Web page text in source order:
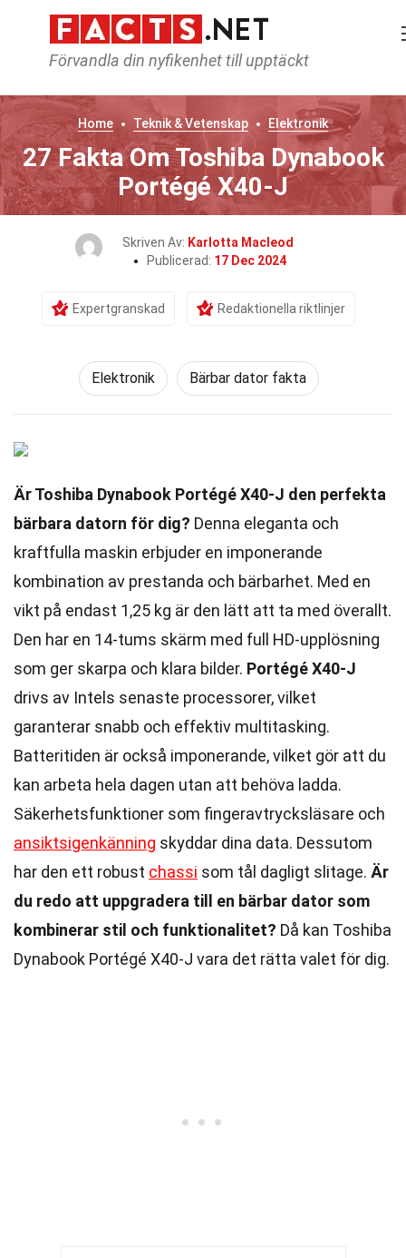
Förvandla din nyfikenhet till upptäckt
Home Teknik & Vetenskap Elektronik
27 Fakta Om Toshiba Dynabook
Portégé X40-J
Skriven Av: Karlotta Macleod
Publicerad: 17 Dec 2024
Expertgranskad Redaktionella riktlinjer
Elektronik Bärbar dator fakta
Är Toshiba Dynabook Portégé X40-J den perfekta
bärbara datorn för dig? Denna eleganta och
kraftfulla maskin erbjuder en imponerande
kombination av prestanda och bärbarhet. Med en
vikt på endast 1,25 kg är den lätt att ta med överallt.
Den har en 14-tums skärm med full HD-upplösning
som ger skarpa och klara bilder. Portégé X40-J
drivs av Intels senaste processorer, vilket
garanterar snabb och effektiv multitasking.
Batteritiden är också imponerande, vilket gör att du
kan arbeta hela dagen utan att behöva ladda.
Säkerhetsfunktioner som fingeravtrycksläsare och
ansiktsigenkänning skyddar dina data. Dessutom
har den ett robust chassi som tål dagligt slitage. Är
du redo att uppgradera till en bärbar dator som
kombinerar stil och funktionalitet? Då kan Toshiba
Dynabook Portégé X40-J vara det rätta valet för dig.